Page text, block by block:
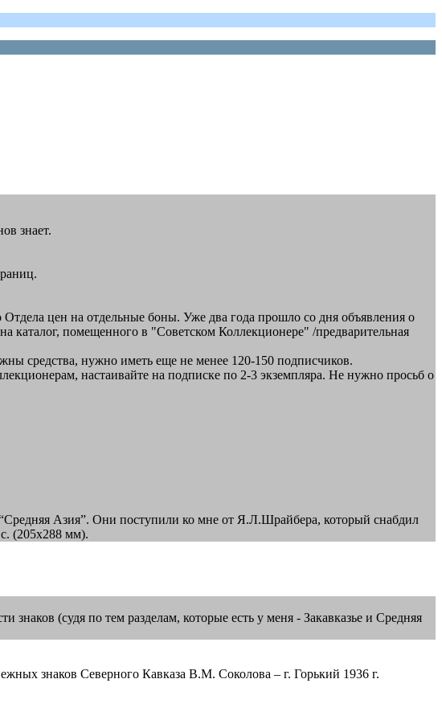
знает.
цен на отдельные боны. Уже два года прошло со дня объявления о
каталог, помещенного в "Советском Коллекционере" /предварительная
средства, нужно иметь еще не менее 120-150 подписчиков.
настаивайте на подписке по 2-3 экземпляра. Не нужно просьб о
Азия”. Они поступили ко мне от Я.Л.Шрайбера, который снабдил
(205х288 мм).
(судя по тем разделам, которые есть у меня - Закавказье и Средняя
знаков Северного Кавказа В.М. Соколова – г. Горький 1936 г.